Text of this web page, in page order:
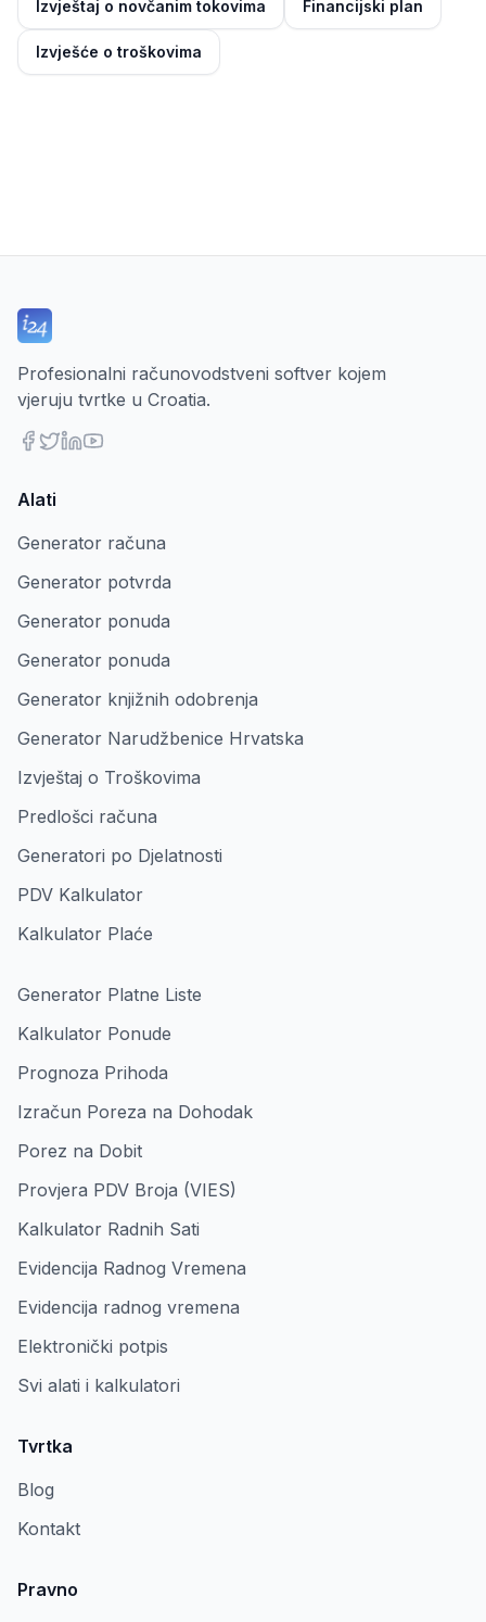
Izvještaj o novčanim tokovima Financijski plan
Izvješće o troškovima
Profesionalni računovodstveni softver kojem
vjeruju tvrtke u Croatia.
Alati
Generator računa
Generator potvrda
Generator ponuda
Generator ponuda
Generator knjižnih odobrenja
Generator Narudžbenice Hrvatska
Izvještaj o Troškovima
Predlošci računa
Generatori po Djelatnosti
PDV Kalkulator
Kalkulator Plaće
Generator Platne Liste
Kalkulator Ponude
Prognoza Prihoda
Izračun Poreza na Dohodak
Porez na Dobit
Provjera PDV Broja (VIES)
Kalkulator Radnih Sati
Evidencija Radnog Vremena
Evidencija radnog vremena
Elektronički potpis
Svi alati i kalkulatori
Tvrtka
Blog
Kontakt
Pravno